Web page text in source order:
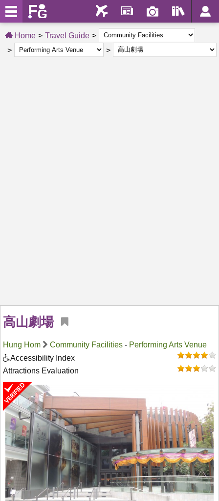
Home Travel Guide
高山劇場
Hung Hom Community Facilities - Performing Arts Venue
Accessibility Index
Attractions Evaluation